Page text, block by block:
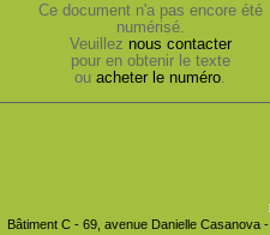
Ce document n'a pas encore été
numérisé.
Veuillez nous contacter
pour en obtenir le texte
ouacheter le numéro.
Bâtiment C - 69, avenue Danielle